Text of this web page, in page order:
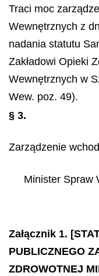
Traci moc
Wewnętrznych z
nadania statutu
Zakładowi Opieki
Wewnętrznych w
Wew. poz. 49).
§ 3.
Zarządzenie
Minister Spraw
Załącznik 1.
PUBLICZNEGO
ZDROWOTNEJ